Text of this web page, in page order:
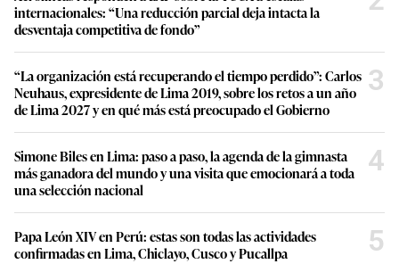
internacionales: “Una reducción parcial deja intacta la
desventaja competitiva de fondo”
“La organización está recuperando el tiempo perdido”: Carlos
Neuhaus, expresidente de Lima 2019, sobre los retos a un año
de Lima 2027 y en qué más está preocupado el Gobierno
3
Simone Biles en Lima: paso a paso, la agenda de la gimnasta
más ganadora del mundo y una visita que emocionará a toda
una selección nacional
4
Papa León XIV en Perú: estas son todas las actividades
confirmadas en Lima, Chiclayo, Cusco y Pucallpa
5